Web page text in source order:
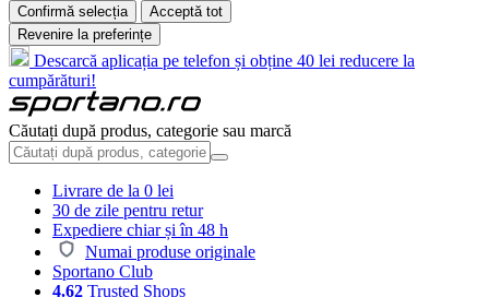
Confirmă selecția
Acceptă tot
Revenire la preferințe
Descarcă aplicația pe telefon și obține 40 lei reducere la
cumpărături!
Căutați după produs, categorie sau marcă
Livrare de la 0 lei
30 de zile pentru retur
Expediere chiar și în 48 h
Numai produse originale
Sportano Club
4.62 Trusted Shops